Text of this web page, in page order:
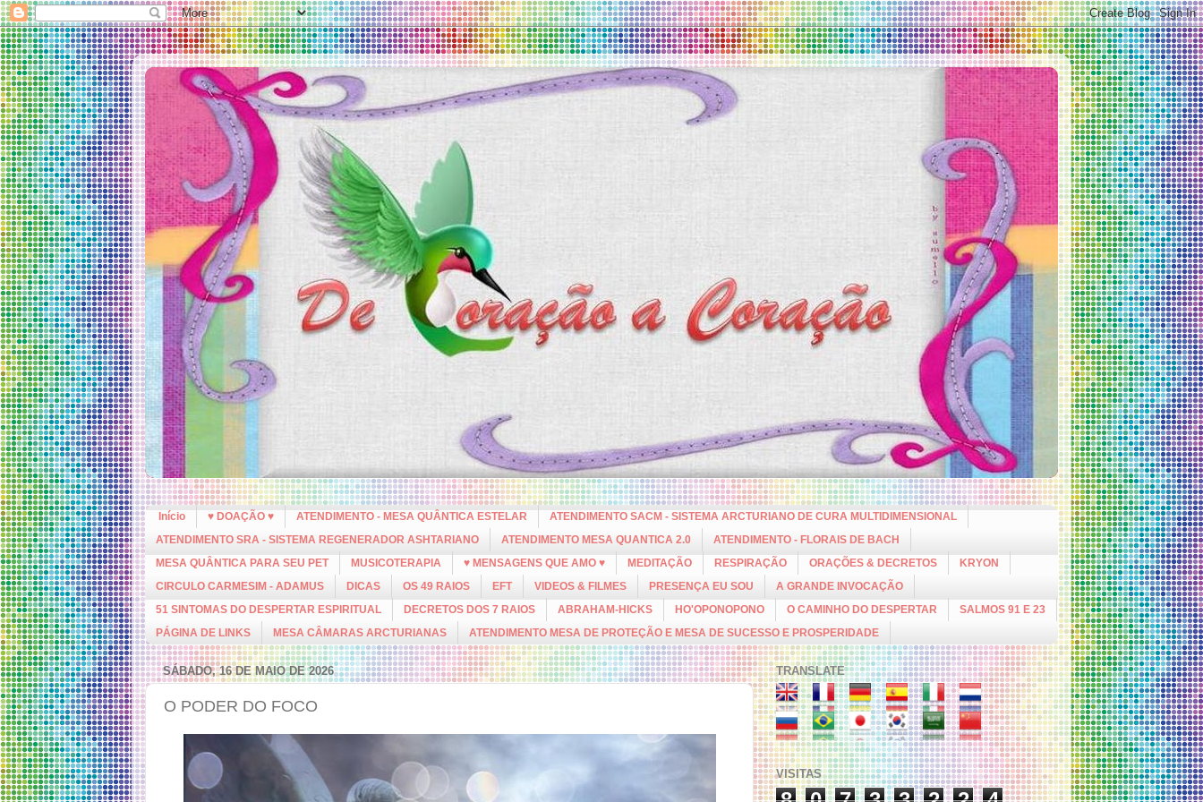
Início ♥ DOAÇÃO ♥ ATENDIMENTO - MESA QUÂNTICA ESTELAR
ATENDIMENTO SACM - SISTEMA ARCTURIANO DE CURA MULTIDIMENSIONAL
ATENDIMENTO SRA - SISTEMA REGENERADOR ASHTARIANO
ATENDIMENTO MESA QUANTICA 2.0
ATENDIMENTO - FLORAIS DE BACH
MESA QUÂNTICA PARA SEU PET
MUSICOTERAPIA ♥ MENSAGENS QUE AMO ♥ MEDITAÇÃO RESPIRAÇÃO ORAÇÕES & DECRETOS
KRYON
CIRCULO CARMESIM - ADAMUS
DICAS OS 49 RAIOS EFT VIDEOS & FILMES PRESENÇA EU SOU
A GRANDE INVOCAÇÃO
51 SINTOMAS DO DESPERTAR ESPIRITUAL
DECRETOS DOS 7 RAIOS ABRAHAM-HICKS HO'OPONOPONO O CAMINHO DO DESPERTAR
SALMOS 91 E 23
PÁGINA DE LINKS
MESA CÂMARAS ARCTURIANAS ATENDIMENTO MESA DE PROTEÇÃO E MESA DE SUCESSO E PROSPERIDADE
SÁBADO, 16 DE MAIO DE 2026
O PODER DO FOCO
TRANSLATE
VISITAS